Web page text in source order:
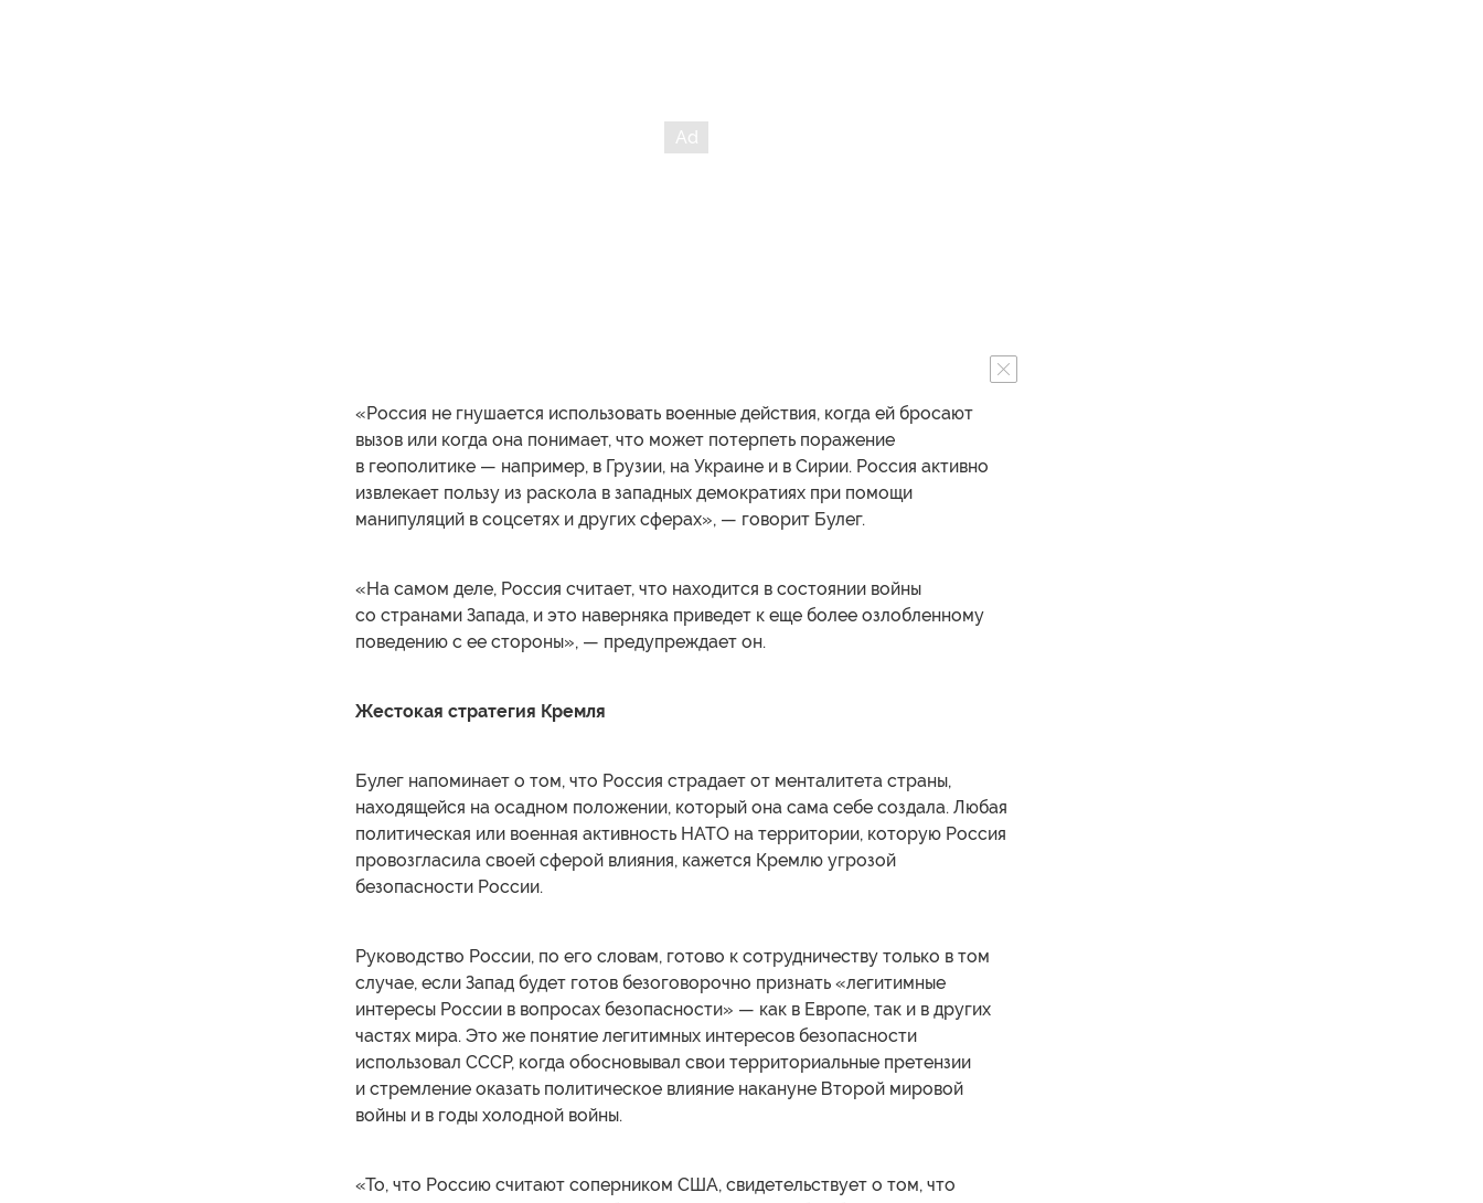
«Россия не гнушается использовать военные действия, когда ей бросают
вызов или когда она понимает, что может потерпеть поражение
в геополитике — например, в Грузии, на Украине и в Сирии. Россия активно
извлекает пользу из раскола в западных демократиях при помощи
манипуляций в соцсетях и других сферах», — говорит Булег.
«На самом деле, Россия считает, что находится в состоянии войны
со странами Запада, и это наверняка приведет к еще более озлобленному
поведению с ее стороны», — предупреждает он.
Жестокая стратегия Кремля
Булег напоминает о том, что Россия страдает от менталитета страны,
находящейся на осадном положении, который она сама себе создала. Любая
политическая или военная активность НАТО на территории, которую Россия
провозгласила своей сферой влияния, кажется Кремлю угрозой
безопасности России.
Руководство России, по его словам, готово к сотрудничеству только в том
случае, если Запад будет готов безоговорочно признать «легитимные
интересы России в вопросах безопасности» — как в Европе, так и в других
частях мира. Это же понятие легитимных интересов безопасности
использовал СССР, когда обосновывал свои территориальные претензии
и стремление оказать политическое влияние накануне Второй мировой
войны и в годы холодной войны.
«То, что Россию считают соперником США, свидетельствует о том, что